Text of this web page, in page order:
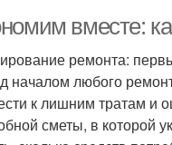
вместе:
ремонта:
началом любого
к лишним тратам и
сметы, в которой